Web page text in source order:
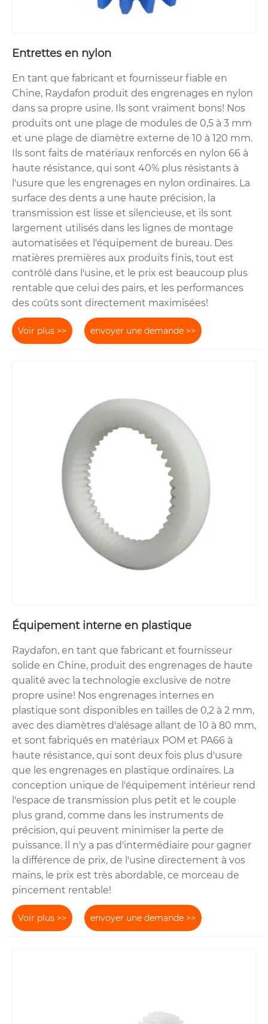
Entrettes en nylon
En tant que fabricant et fournisseur fiable en
Chine, Raydafon produit des engrenages en nylon
dans sa propre usine. Ils sont vraiment bons! Nos
produits ont une plage de modules de 0,5 à 3 mm
et une plage de diamètre externe de 10 à 120 mm.
Ils sont faits de matériaux renforcés en nylon 66 à
haute résistance, qui sont 40% plus résistants à
l'usure que les engrenages en nylon ordinaires. La
surface des dents a une haute précision, la
transmission est lisse et silencieuse, et ils sont
largement utilisés dans les lignes de montage
automatisées et l'équipement de bureau. Des
matières premières aux produits finis, tout est
contrôlé dans l'usine, et le prix est beaucoup plus
rentable que celui des pairs, et les performances
des coûts sont directement maximisées!
Voir plus >> envoyer une demande >>
Équipement interne en plastique
Raydafon, en tant que fabricant et fournisseur
solide en Chine, produit des engrenages de haute
qualité avec la technologie exclusive de notre
propre usine! Nos engrenages internes en
plastique sont disponibles en tailles de 0,2 à 2 mm,
avec des diamètres d'alésage allant de 10 à 80 mm,
et sont fabriqués en matériaux POM et PA66 à
haute résistance, qui sont deux fois plus d'usure
que les engrenages en plastique ordinaires. La
conception unique de l'équipement intérieur rend
l'espace de transmission plus petit et le couple
plus grand, comme dans les instruments de
précision, qui peuvent minimiser la perte de
puissance. Il n'y a pas d'intermédiaire pour gagner
la différence de prix, de l'usine directement à vos
mains, le prix est très abordable, ce morceau de
pincement rentable!
Voir plus >> envoyer une demande >>